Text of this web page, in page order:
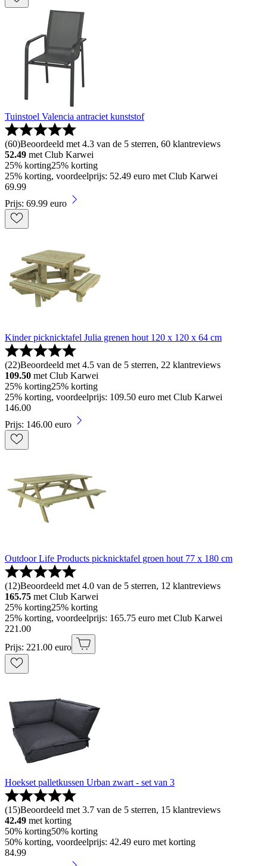
Tuinstoel Valencia antraciet kunststof
(60)Beoordeeld met 4.3 van de 5 sterren, 60 klantreviews
52.49 met Club Karwei
25% korting25% korting
25% korting, voordeelprijs: 52.49 euro met Club Karwei
69.99
Prijs: 69.99 euro
Kinder picknicktafel Julia grenen hout 120 x 120 x 64 cm
(22)Beoordeeld met 4.5 van de 5 sterren, 22 klantreviews
109.50 met Club Karwei
25% korting25% korting
25% korting, voordeelprijs: 109.50 euro met Club Karwei
146.00
Prijs: 146.00 euro
Outdoor Life Products picknicktafel groen hout 77 x 180 cm
(12)Beoordeeld met 4.0 van de 5 sterren, 12 klantreviews
165.75 met Club Karwei
25% korting25% korting
25% korting, voordeelprijs: 165.75 euro met Club Karwei
221 .00
Prijs: 221.00 euro
Hoekset palletkussen Urban zwart - set van 3
(15)Beoordeeld met 3.7 van de 5 sterren, 15 klantreviews
42.49 met korting
50% korting50% korting
50% korting, voordeelprijs: 42.49 euro met korting
84.99